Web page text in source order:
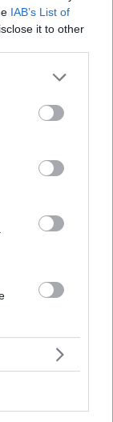
IAB’s List of
it to other
more Google
may click to
party tags to
below Google